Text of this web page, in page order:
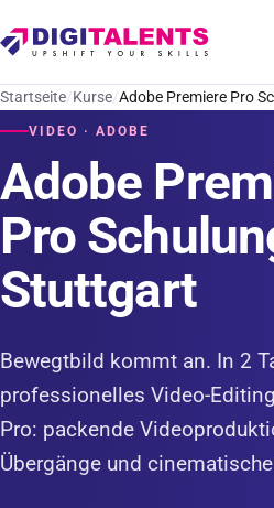
Startseite Kurse Adobe Premiere Pro
VIDEO · ADOBE
Adobe
Pro
Stuttgart
Bewegtbild kommt an. In 2
professionelles Video-
Pro: packende
Übergänge und